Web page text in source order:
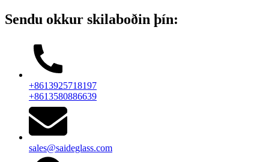
Sendu okkur skilaboðin þín:
+8613925718197
+8613580886639
sales@saideglass.com